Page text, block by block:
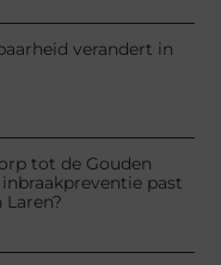
verandert in
tot de Gouden
past